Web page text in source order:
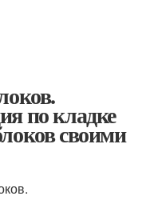
по кладке
своими